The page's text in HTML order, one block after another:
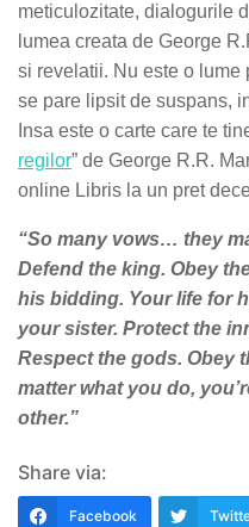
meticulozitate, dialogurile
lumea creata de George
si revelatii. Nu este o lume
se pare lipsit de suspans,
Insa este o carte care te
regilor” de George R.R.
online Libris la un pret
“So many vows… they
Defend the king. Obey
his bidding. Your life for
your sister. Protect the
Respect the gods. Obey
matter what you do,
other.”
Share via:
Facebook